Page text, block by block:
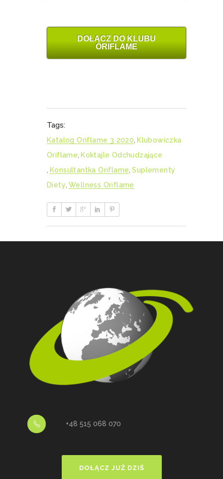
DOŁĄCZ DO KLUBU
ORIFLAME
Tags:
Katalog Oriflame 3 2020 Klubowiczka
Oriflame Koktajle Odchudzające
Konsultantka Oriflame Suplementy
Diety Wellness Oriflame
+48 515 068 070
DOŁĄCZ JUŻ DZIŚ